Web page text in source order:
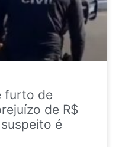
furto de
de R$
é